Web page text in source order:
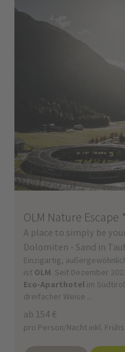
OLM Nature Escape
A place to simply be
Dolomiten - Sand in
Einzigartig,
ist OLM. Seit Dezember
Eco-Aparthotel im
dreifacher Weise ...
ab 154 €
pro Person/Nacht inkl.